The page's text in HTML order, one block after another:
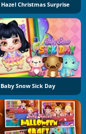
Hazel Christmas Surprise
Baby Snow Sick Day